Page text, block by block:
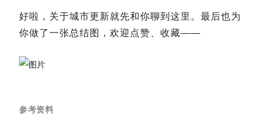
好啦，关于城市更新就先和你聊到这里。最后也为
你做了一张总结图，欢迎点赞、收藏——
参考资料